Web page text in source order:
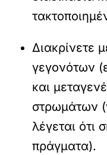
Διακρίνετε
γεγονότων
και
στρωμάτων
λέγεται ότι
πράγματα).